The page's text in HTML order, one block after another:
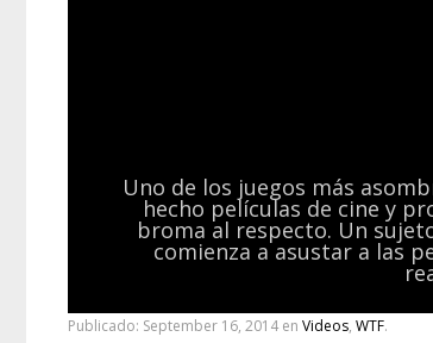
Uno de los juegos más
hecho películas de cine y
broma al respecto. Un
comienza a asustar a las
Publicado: September 16, 2014 en Videos, WTF.